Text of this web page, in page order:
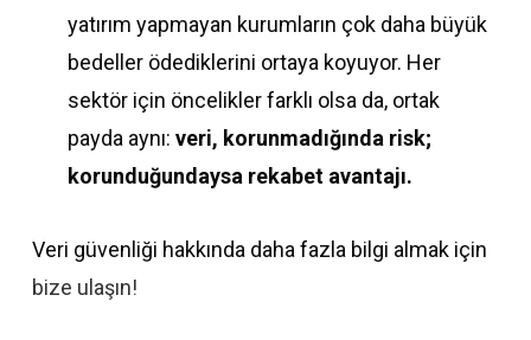
yatırım yapmayan kurumların çok daha büyük
bedeller ödediklerini ortaya koyuyor. Her
sektör için öncelikler farklı olsa da, ortak
payda aynı: veri, korunmadığında risk;
korunduğundaysa rekabet avantajı.
Veri güvenliği hakkında daha fazla bilgi almak için
bize ulaşın!